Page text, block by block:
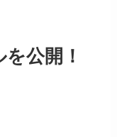
公開！